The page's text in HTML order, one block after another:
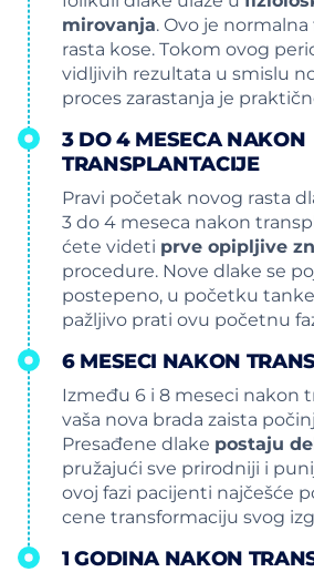
mirovanja. Ovo je
rasta kose. Tokom ovog
vidljivih rezultata u smislu
proces zarastanja je
3 DO 4 MESECA NAKON
TRANSPLANTACIJE
Pravi početak novog rasta
3 do 4 meseca nakon
ćete videti prve opipljive
procedure. Nove dlake se
postepeno, u početku
pažljivo prati ovu početnu
6 MESECI NAKON
Između 6 i 8 meseci nakon
vaša nova brada zaista
Presađene dlake postaju
pružajući sve prirodniji i
ovoj fazi pacijenti najčešće
cene transformaciju svog
1 GODINA NAKON